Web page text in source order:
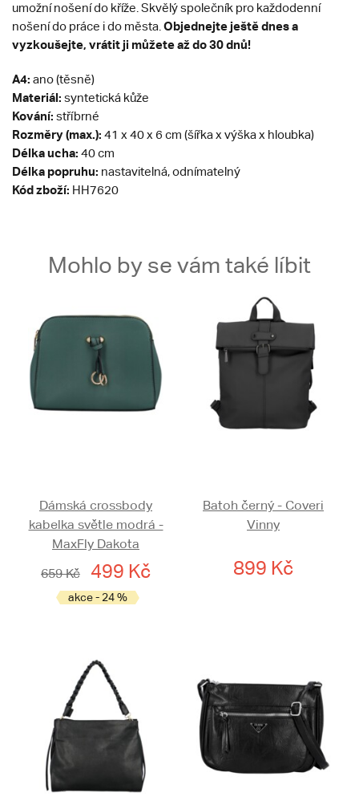
umožní nošení do kříže. Skvělý společník pro každodenní
nošení do práce i do města. Objednejte ještě dnes a
vyzkoušejte, vrátit ji můžete až do 30 dnů!
A4: ano (těsně)
Materiál: syntetická kůže
Kování: stříbrné
Rozměry (max.): 41 x 40 x 6 cm (šířka x výška x hloubka)
Délka ucha: 40 cm
Délka popruhu: nastavitelná, odnímatelný
Kód zboží: HH7620
Mohlo by se vám také líbit
Dámská crossbody
kabelka světle modrá -
MaxFly Dakota
659 Kč
499 Kč
akce - 24 %
Batoh černý - Coveri
Vinny
899 Kč